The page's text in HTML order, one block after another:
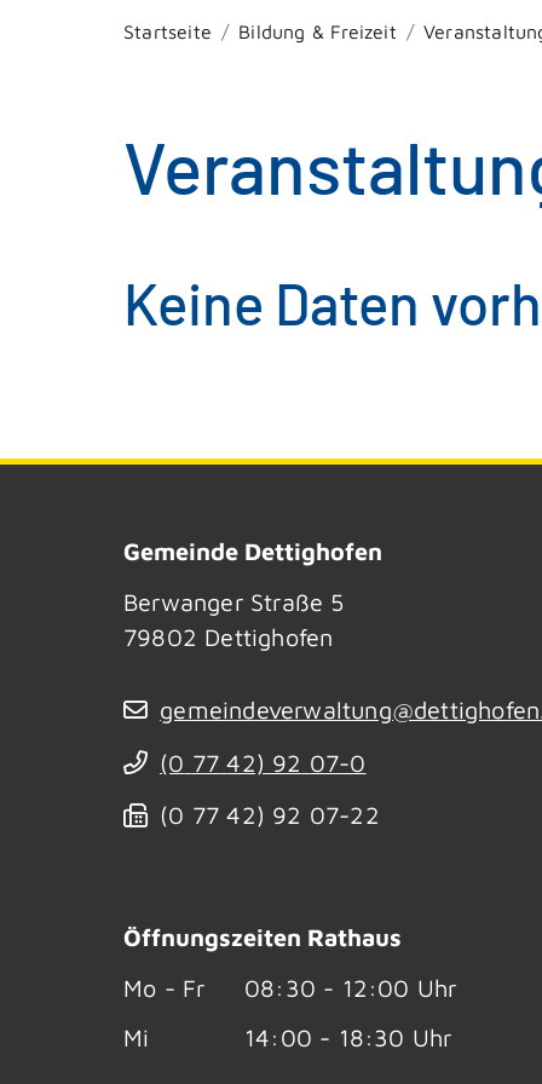
Startseite Bildung & Freizeit
Keine Daten
Gemeinde Dettighofen
Berwanger Straße 5
79802 Dettighofen
(0 77 42) 92 07-0
(0 77 42) 92 07-22
Öffnungszeiten Rathaus
Mo - Fr
08:30 - 12:00 Uhr
Mi
14:00 - 18:30 Uhr